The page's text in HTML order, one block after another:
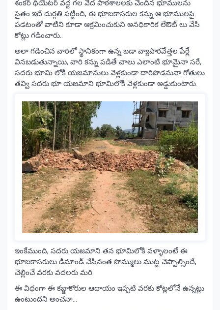
శంకర్ థియేటర్ వద్ద గల వేద పాఠశాలలకు చెందిన భూములను
సైతం ఇదే దుర్గతి పట్టింది, ఈ భూబకాసరుల కన్ను ఆ భూములపై
పడటంతో వాటిని కూడా ఆక్రమించుకుని అనధికారిక లేఔట్ లు వేసి
కోట్లు గడించారు..
అలా గడించిన వారిలో స్థానికంగా ఉన్న బడా వ్యాపారవేత్తల పేర్లే
వినబడుతున్నాయి, వారి కన్ను పడితే చాలు ఎలాంటి భూమైనా సరే,
సదరు భూమి లోకి యజమానులు వెళ్లకుండా దారిపొడనునా గోతులు
తవ్వి సదరు భూ యజమాని భూమిలోకి వెళ్లకుండా అడ్డుకుంటారు.
ఇంకేముంది, సదరు యజమాని తన భూమిలోకి వళ్ళాలంటే ఈ
భూబకాసరులు డిమాండ్ చేసినంత సొమ్ములు ముట్ట చెప్పాల్సిందే,
చెల్లించే వరకు వదలరు మరి.
ఈ విధంగా ఈ కబ్జాకోరుల ఆదాయం ఇప్పటి వరకు కోట్లలోనే ఉన్నట్లు
ఉంటుందని అంచనా…